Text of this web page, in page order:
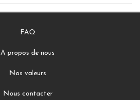
FAQ
A propos de nous
Nos valeurs
Nous contacter